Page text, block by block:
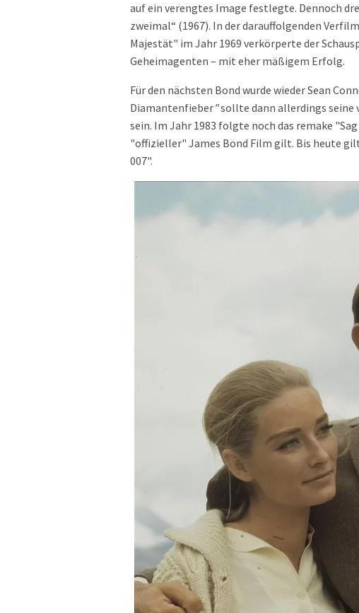
auf ein verengtes Image festlegte. Dennoch
zweimal“ (1967). In der darauffolgenden
Majestät" im Jahr 1969 verkörperte der
Geheimagenten – mit eher mäßigem Erfolg.
Für den nächsten Bond wurde wieder Sean
Diamantenfieber"sollte dann allerdings seine
sein. Im Jahr 1983 folgte noch das remake
"offizieller" James Bond Film gilt. Bis heute
007".